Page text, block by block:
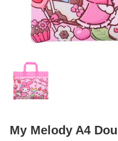
My Melody A4